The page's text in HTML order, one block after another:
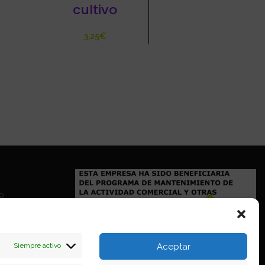
Siempre activo Aceptar
cultivo
€